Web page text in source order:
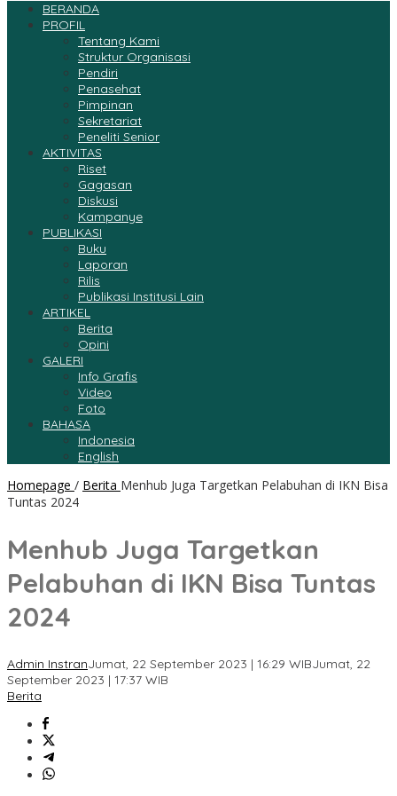
BERANDA
PROFIL
Tentang Kami
Struktur Organisasi
Pendiri
Penasehat
Pimpinan
Sekretariat
Peneliti Senior
AKTIVITAS
Riset
Gagasan
Diskusi
Kampanye
PUBLIKASI
Buku
Laporan
Rilis
Publikasi Institusi Lain
ARTIKEL
Berita
Opini
GALERI
Info Grafis
Video
Foto
BAHASA
Indonesia
English
Homepage / Berita Menhub Juga Targetkan Pelabuhan di IKN Bisa
Tuntas 2024
Menhub Juga Targetkan
Pelabuhan di IKN Bisa Tuntas
2024
Admin InstranJumat, 22 September 2023 | 16:29 WIBJumat, 22
September 2023 | 17:37 WIB
Berita